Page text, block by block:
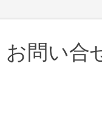
問い合